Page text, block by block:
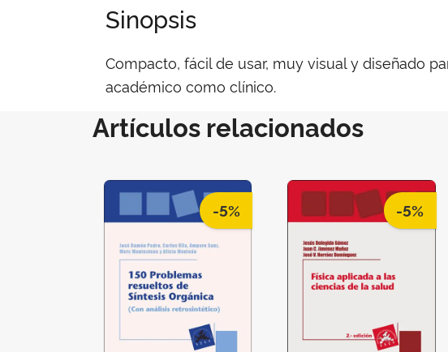
Sinopsis
Compacto, fácil de usar, muy visual y diseñado
académico como clínico.
Artículos relacionados
-5% -5%